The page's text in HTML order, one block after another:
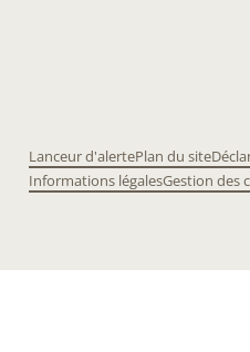
Lanceur d'alertePlan du site
Informations légalesGestion des